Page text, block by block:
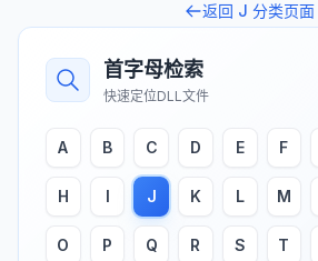
返回 J 分类页面
首字母检索
快速定位DLL文件
A B C D E F
H I J K L M
O P Q R S T